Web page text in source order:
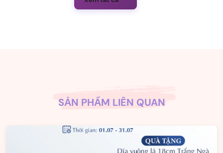
SẢN PHẨM LIÊN QUAN